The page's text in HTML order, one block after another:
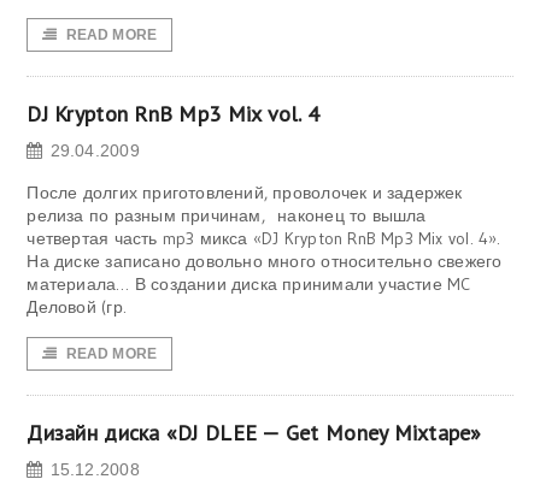
READ MORE
DJ Krypton RnB Mp3 Mix vol. 4
29.04.2009
После долгих приготовлений, проволочек и задержек
релиза по разным причинам, наконец то вышла
четвертая часть mp3 микса «DJ Krypton RnB Mp3 Mix vol. 4».
На диске записано довольно много относительно свежего
материала… В создании диска принимали участие MC
Деловой (гр.
READ MORE
Дизайн диска «DJ DLEE — Get Money Mixtape»
15.12.2008